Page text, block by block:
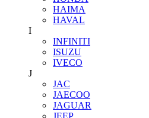
HAIMA
HAVAL
I
INFINITI
ISUZU
IVECO
J
JAC
JAECOO
JAGUAR
JEEP